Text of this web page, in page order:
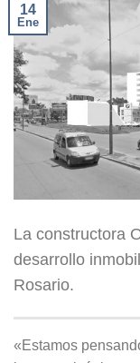
14
Ene
La constructora
desarrollo
Rosario.
«Estamos